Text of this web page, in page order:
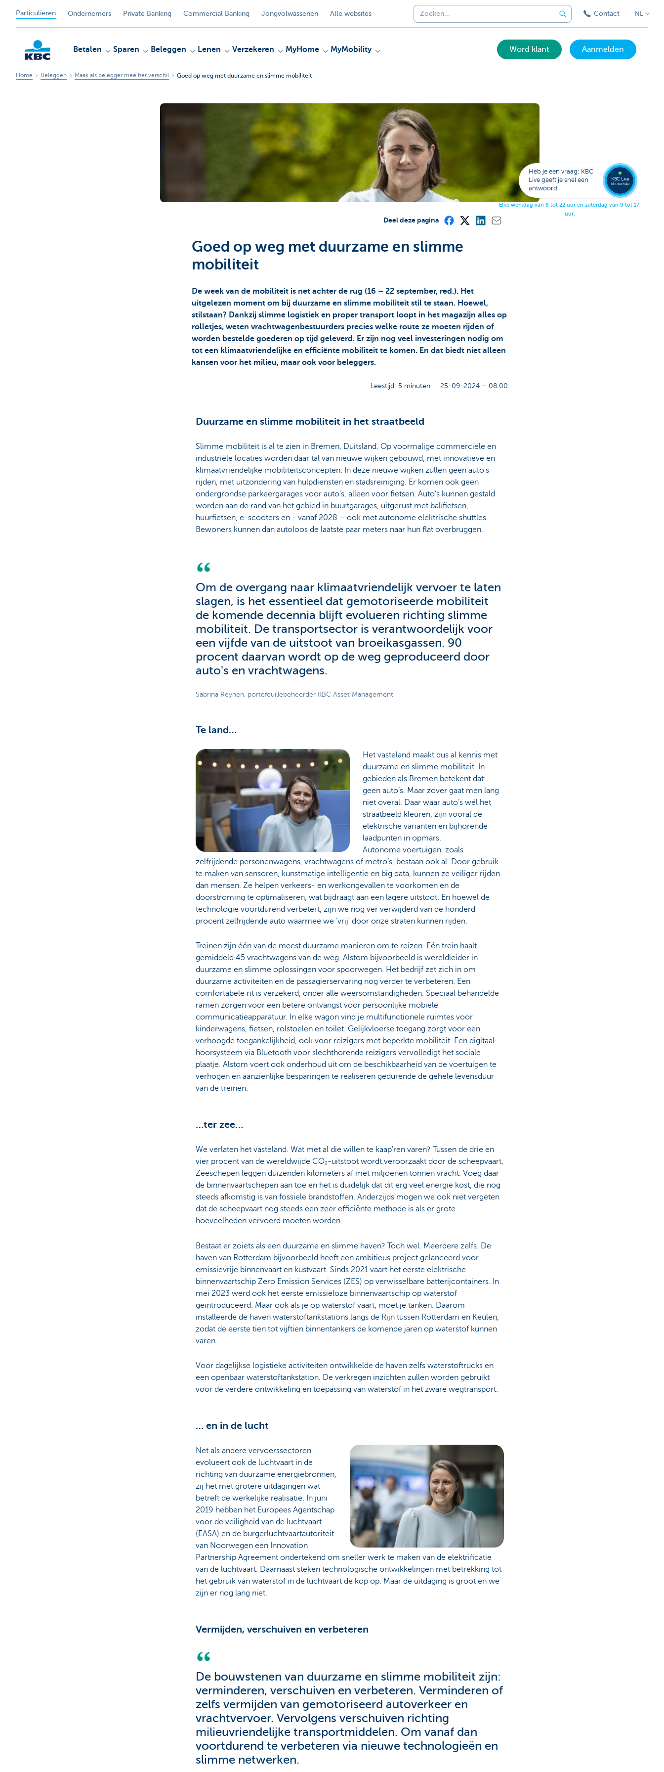
Particulieren Ondernemers Private Banking Commercial Banking Jongvolwassenen Alle websites Contact NL
Betalen Sparen Beleggen Lenen Verzekeren MyHome MyMobility Word klant Aanmelden
Home Beleggen Maak als belegger mee het verschil Goed op weg met duurzame en slimme mobiliteit
Deel deze pagina
Goed op weg met duurzame en slimme
mobiliteit
De week van de mobiliteit is net achter de rug (16 – 22 september, red.). Het
uitgelezen moment om bij duurzame en slimme mobiliteit stil te staan. Hoewel,
stilstaan? Dankzij slimme logistiek en proper transport loopt in het magazijn alles op
rolletjes, weten vrachtwagenbestuurders precies welke route ze moeten rijden of
worden bestelde goederen op tijd geleverd. Er zijn nog veel investeringen nodig om
tot een klimaatvriendelijke en efficiënte mobiliteit te komen. En dat biedt niet alleen
kansen voor het milieu, maar ook voor beleggers.
Leestijd: 5 minuten 25-09-2024 – 08:00
Duurzame en slimme mobiliteit in het straatbeeld
Slimme mobiliteit is al te zien in Bremen, Duitsland. Op voormalige commerciële en
industriële locaties worden daar tal van nieuwe wijken gebouwd, met innovatieve en
klimaatvriendelijke mobiliteitsconcepten. In deze nieuwe wijken zullen geen auto's
rijden, met uitzondering van hulpdiensten en stadsreiniging. Er komen ook geen
ondergrondse parkeergarages voor auto's, alleen voor fietsen. Auto’s kunnen gestald
worden aan de rand van het gebied in buurtgarages, uitgerust met bakfietsen,
huurfietsen, e-scooters en - vanaf 2028 – ook met autonome elektrische shuttles.
Bewoners kunnen dan autoloos de laatste paar meters naar hun flat overbruggen.
Om de overgang naar klimaatvriendelijk vervoer te laten
slagen, is het essentieel dat gemotoriseerde mobiliteit
de komende decennia blijft evolueren richting slimme
mobiliteit. De transportsector is verantwoordelijk voor
een vijfde van de uitstoot van broeikasgassen. 90
procent daarvan wordt op de weg geproduceerd door
auto's en vrachtwagens.
Sabrina Reynen, portefeuillebeheerder KBC Asset Management
Te land…
Het vasteland maakt dus al kennis met
duurzame en slimme mobiliteit. In
gebieden als Bremen betekent dat:
geen auto’s. Maar zover gaat men lang
niet overal. Daar waar auto’s wél het
straatbeeld kleuren, zijn vooral de
elektrische varianten en bijhorende
laadpunten in opmars.
Autonome voertuigen, zoals
zelfrijdende personenwagens, vrachtwagens of metro’s, bestaan ook al. Door gebruik
te maken van sensoren, kunstmatige intelligentie en big data, kunnen ze veiliger rijden
dan mensen. Ze helpen verkeers- en werkongevallen te voorkomen en de
doorstroming te optimaliseren, wat bijdraagt aan een lagere uitstoot. En hoewel de
technologie voortdurend verbetert, zijn we nog ver verwijderd van de honderd
procent zelfrijdende auto waarmee we ‘vrij’ door onze straten kunnen rijden.
Treinen zijn één van de meest duurzame manieren om te reizen. Eén trein haalt
gemiddeld 45 vrachtwagens van de weg. Alstom bijvoorbeeld is wereldleider in
duurzame en slimme oplossingen voor spoorwegen. Het bedrijf zet zich in om
duurzame activiteiten en de passagierservaring nog verder te verbeteren. Een
comfortabele rit is verzekerd, onder alle weersomstandigheden. Speciaal behandelde
ramen zorgen voor een betere ontvangst voor persoonlijke mobiele
communicatieapparatuur. In elke wagon vind je multifunctionele ruimtes voor
kinderwagens, fietsen, rolstoelen en toilet. Gelijkvloerse toegang zorgt voor een
verhoogde toegankelijkheid, ook voor reizigers met beperkte mobiliteit. Een digitaal
hoorsysteem via Bluetooth voor slechthorende reizigers vervolledigt het sociale
plaatje. Alstom voert ook onderhoud uit om de beschikbaarheid van de voertuigen te
verhogen en aanzienlijke besparingen te realiseren gedurende de gehele levensduur
van de treinen.
…ter zee…
We verlaten het vasteland. Wat met al die willen te kaap'ren varen? Tussen de drie en
vier procent van de wereldwijde CO₂-uitstoot wordt veroorzaakt door de scheepvaart.
Zeeschepen leggen duizenden kilometers af met miljoenen tonnen vracht. Voeg daar
de binnenvaartschepen aan toe en het is duidelijk dat dit erg veel energie kost, die nog
steeds afkomstig is van fossiele brandstoffen. Anderzijds mogen we ook niet vergeten
dat de scheepvaart nog steeds een zeer efficiënte methode is als er grote
hoeveelheden vervoerd moeten worden.
Bestaat er zoiets als een duurzame en slimme haven? Toch wel. Meerdere zelfs. De
haven van Rotterdam bijvoorbeeld heeft een ambitieus project gelanceerd voor
emissievrije binnenvaart en kustvaart. Sinds 2021 vaart het eerste elektrische
binnenvaartschip Zero Emission Services (ZES) op verwisselbare batterijcontainers. In
mei 2023 werd ook het eerste emissieloze binnenvaartschip op waterstof
geïntroduceerd. Maar ook als je op waterstof vaart, moet je tanken. Daarom
installeerde de haven waterstoftankstations langs de Rijn tussen Rotterdam en Keulen,
zodat de eerste tien tot vijftien binnentankers de komende jaren op waterstof kunnen
varen.
Voor dagelijkse logistieke activiteiten ontwikkelde de haven zelfs waterstoftrucks en
een openbaar waterstoftankstation. De verkregen inzichten zullen worden gebruikt
voor de verdere ontwikkeling en toepassing van waterstof in het zware wegtransport.
… en in de lucht
Net als andere vervoerssectoren
evolueert ook de luchtvaart in de
richting van duurzame energiebronnen,
zij het met grotere uitdagingen wat
betreft de werkelijke realisatie. In juni
2019 hebben het Europees Agentschap
voor de veiligheid van de luchtvaart
(EASA) en de burgerluchtvaartautoriteit
van Noorwegen een Innovation
Partnership Agreement ondertekend om sneller werk te maken van de elektrificatie
van de luchtvaart. Daarnaast steken technologische ontwikkelingen met betrekking tot
het gebruik van waterstof in de luchtvaart de kop op. Maar de uitdaging is groot en we
zijn er nog lang niet.
Vermijden, verschuiven en verbeteren
De bouwstenen van duurzame en slimme mobiliteit zijn:
verminderen, verschuiven en verbeteren. Verminderen of
zelfs vermijden van gemotoriseerd autoverkeer en
vrachtvervoer. Vervolgens verschuiven richting
milieuvriendelijke transportmiddelen. Om vanaf dan
voortdurend te verbeteren via nieuwe technologieën en
slimme netwerken.
Heb je een vraag: KBC
Live geeft je snel een
antwoord.
Elke werkdag van 8 tot 22 uur en zaterdag van 9 tot 17
uur.
KBC Live
klik voor hulp